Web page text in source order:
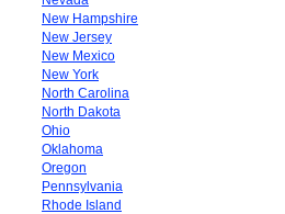
New Hampshire
New Jersey
New Mexico
New York
North Carolina
North Dakota
Ohio
Oklahoma
Oregon
Pennsylvania
Rhode Island